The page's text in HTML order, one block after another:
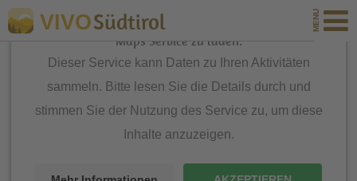
VIVOSüdtirol
Urlaub in Südtirol \ Alle Unterkünfte \ Hotels Südtirol
Toblacher See
Wir benötigen Ihre Zustimmung, um den Google
Maps-Service zu laden.
Dieser Service kann Daten zu Ihren Aktivitäten
sammeln. Bitte lesen Sie die Details durch und
stimmen Sie der Nutzung des Service zu, um diese
Inhalte anzuzeigen.